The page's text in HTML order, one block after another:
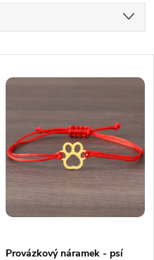
Provázkový náramek - psí